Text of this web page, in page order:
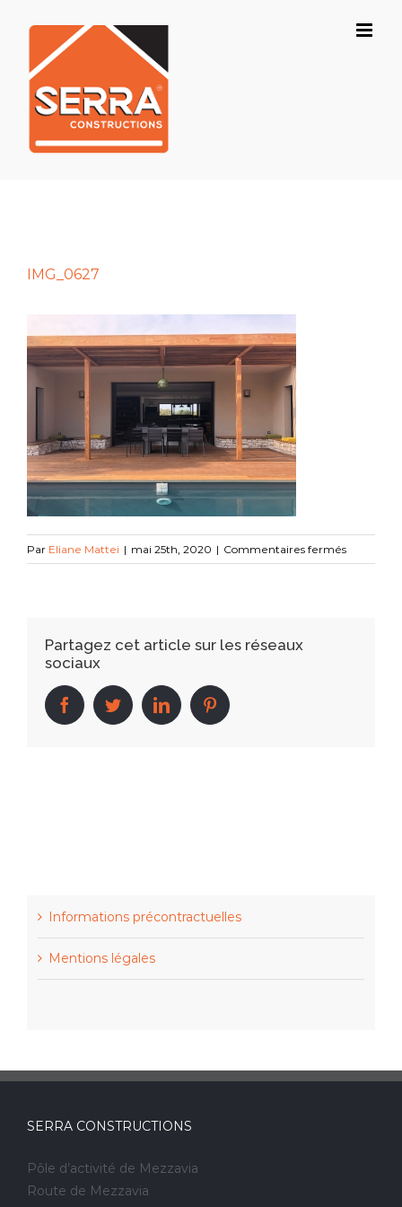
content
IMG_0627
Par Eliane Mattei | mai 25th, 2020 | Commentaires ferméssur
IMG_0627
Partagez cet article sur les réseaux
sociaux
facebooktwitter linkedin pinterest
Informations précontractuelles
Mentions légales
SERRA CONSTRUCTIONS
Pôle d’activité de Mezzavia
Route de Mezzavia